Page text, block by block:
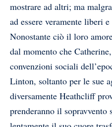
mostrare ad altri; ma
ad essere veramente liberi
Nonostante ciò il loro
dal momento che
convenzioni sociali
Linton, soltanto per le sue
diversamente Heathcliff
prenderanno il sopravvento